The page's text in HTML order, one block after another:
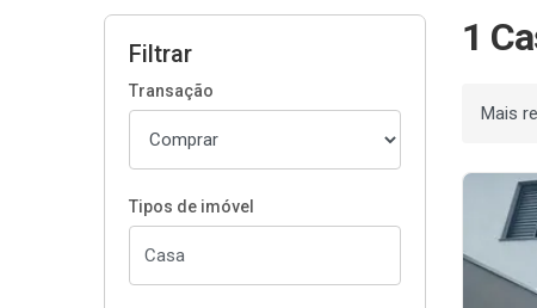
Filtrar
Transação
Tipos de imóvel
1